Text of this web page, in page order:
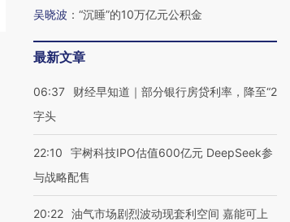
会，让数智科技“链”接产
【特别呈现】寻找100种
有意思的生活方式·第三对
吴晓波 ： “沉睡”的10万亿元公积金
最新文章
06:37
财经早知道｜部分银行房贷利率，降至“2
字头
22:10
宇树科技IPO估值600亿元 DeepSeek参
与战略配售
20:22 油气市场剧烈波动现套利空间 嘉能可上